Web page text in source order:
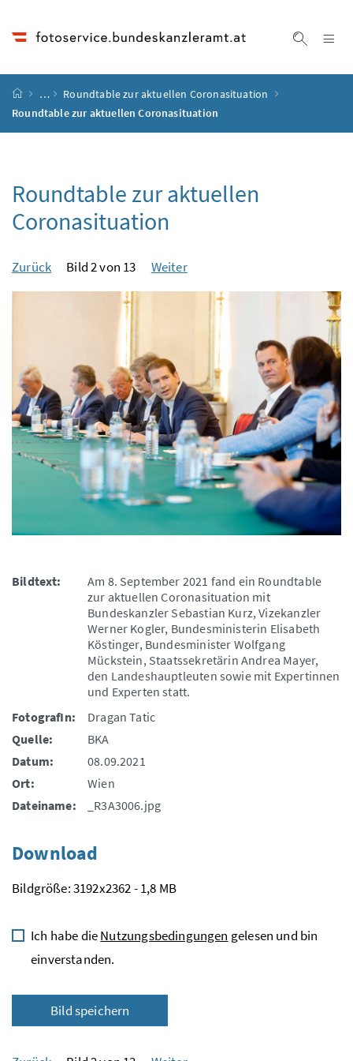
Startseite
…
Roundtable zur aktuellen Coronasituation
Roundtable zur aktuellen Coronasituation
Roundtable zur aktuellen
Coronasituation
Zurück Bild 2 von 13 Weiter
Bildtext:
Am 8. September 2021 fand ein Roundtable
zur aktuellen Coronasituation mit
Bundeskanzler Sebastian Kurz, Vizekanzler
Werner Kogler, Bundesministerin Elisabeth
Köstinger, Bundesminister Wolfgang
Mückstein, Staatssekretärin Andrea Mayer,
den Landeshauptleuten sowie mit Expertinnen
und Experten statt.
FotografIn:
Dragan Tatic
Quelle:
BKA
Datum:
08.09.2021
Ort:
Wien
Dateiname:
_R3A3006.jpg
Download
Bildgröße: 3192x2362 - 1,8 MB
Ich habe dieNutzungsbedingungen gelesen und bin
einverstanden.
Bild speichern